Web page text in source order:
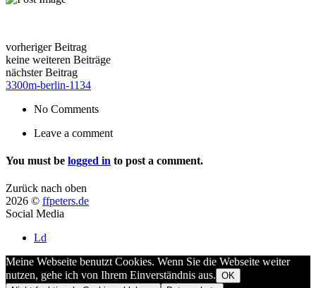
vorheriger Beitrag
keine weiteren Beiträge
nächster Beitrag
3300m-berlin-1134
No Comments
Leave a comment
You must be logged in to post a comment.
Zurück nach oben
2026 © ffpeters.de
Social Media
Ld
Meine Webseite benutzt Cookies. Wenn Sie die Webseite weiter
nutzen, gehe ich von Ihrem Einverständnis aus. OK